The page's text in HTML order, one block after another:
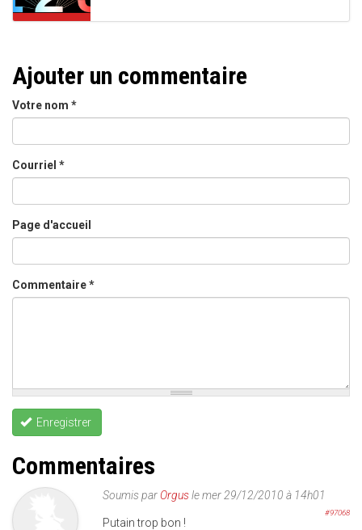
Ajouter un commentaire
Votre nom *
Courriel *
Page d'accueil
Commentaire*
Enregistrer
Commentaires
Soumis parOrgusle mer 29/12/2010 à 14h01
#97068
Putain trop bon !